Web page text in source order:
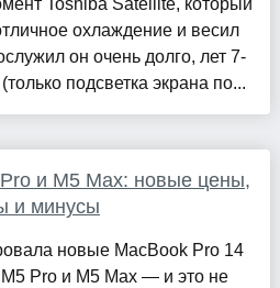
Toshiba Satellite, который
охлаждение и весил
он очень долго, лет 7-
подсветка экрана по...
и M5 Max: новые цены,
и минусы
новые MacBook Pro 14
Pro и M5 Max — и это не